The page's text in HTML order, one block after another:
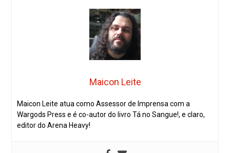
Maicon Leite
Maicon Leite atua como Assessor de Imprensa com a
Wargods Press e é co-autor do livro Tá no Sangue!, e claro,
editor do Arena Heavy!